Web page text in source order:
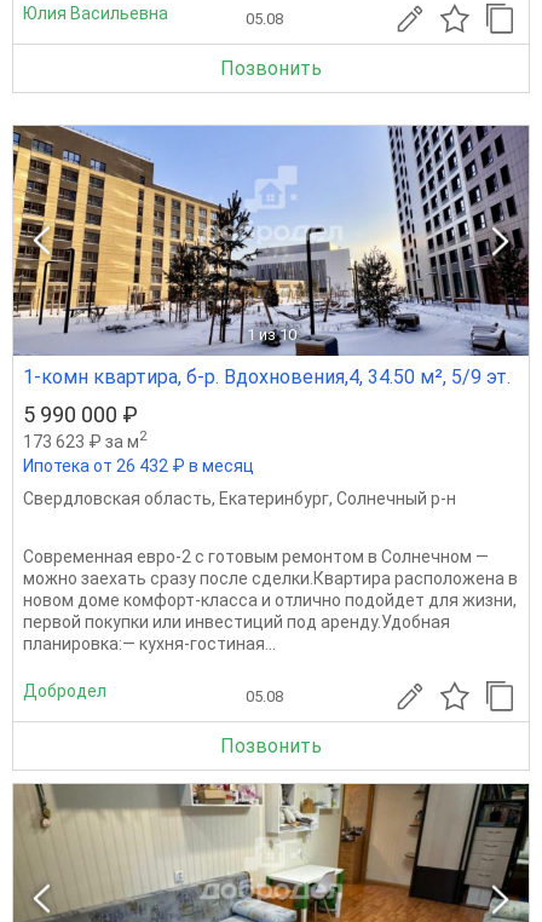
Юлия Васильевна 05.08
Позвонить
1 из 10
1-комн квартира, б-р. Вдохновения,4, 34.50 м², 5/9 эт.
5 990 000 ₽
173 623 ₽ за м2
Ипотека от 26 432 ₽ в месяц
Свердловская область, Екатеринбург, Солнечный р-н
Современная евро-2 с готовым ремонтом в Солнечном —
можно заехать сразу после сделки.Квартира расположена в
новом доме комфорт-класса и отлично подойдет для жизни,
первой покупки или инвестиций под аренду.Удобная
планировка:— кухня-гостиная...
Добродел 05.08
Позвонить